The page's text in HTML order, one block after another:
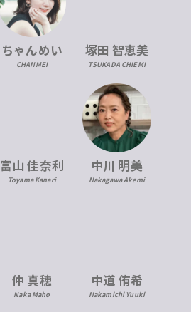
ちゃんめい
CHANMEI
塚田 智恵美
TSUKADA CHIEMI
富山 佳奈利
Toyama Kanari
中川 明美
Nakagawa Akemi
仲 真穂
Naka Maho
中道 侑希
Nakamichi Yuuki